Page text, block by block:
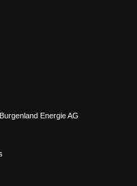
Energie AG